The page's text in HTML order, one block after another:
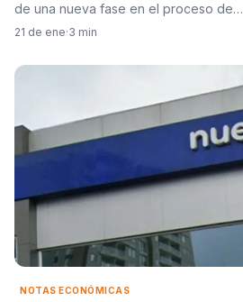
de una nueva fase en el proceso de…
21 de ene·3 min
NOTAS ECONÓMICAS